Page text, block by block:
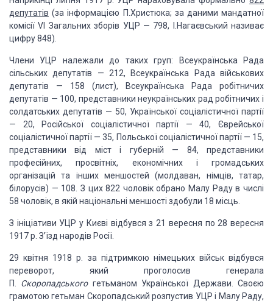
депутатів (за інформацією П.Христюка; за даними мандатної
комісії VI Загальних зборів УЦР — 798, І.Нагаєвський називає
цифру 848).
Члени УЦР належали до таких груп: Всеукраїнська Рада
сільських депутатів — 212, Всеукраїнська Рада військових
депутатів — 158 (лист), Всеукраїнська Рада робітничих
депутатів — 100, представники неукраїнських рад робітничих і
солдатських депутатів — 50, Української соціалістичної партії
— 20, Російської соціалістичної партії — 40, Єврейської
соціалістичної партії — 35, Польської соціалістичної партії — 15,
представники від міст і губерній — 84, представники
професійних, просвітніх, економічних і громадських
організацій та інших меншостей (молдаван, німців, татар,
білорусів) — 108. З цих 822 чоловік обрано Малу Раду в числі
58 чоловік, в якій національні меншості здобули 18 місць.
З ініціативи УЦР у Києві відбувся з 21 вересня по 28 вересня
1917 р. З’їзд народів Росії.
29 квітня 1918 р. за підтримкою німецьких військ відбувся
переворот, який проголосив генерала
П. Скоропадського гетьманом Української Держави. Своєю
грамотою гетьман Скоропадський розпустив УЦР і Малу Раду,